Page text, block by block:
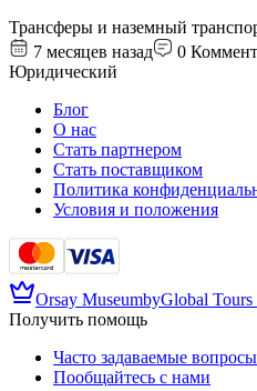
Трансферы и наземный
7 месяцев назад
0
Юридический
Блог
О нас
Стать партнером
Стать поставщиком
Политика
Условия и положения
Orsay MuseumbyGlobal
Получить помощь
Часто задаваемые вопросы
Пообщайтесь с нами